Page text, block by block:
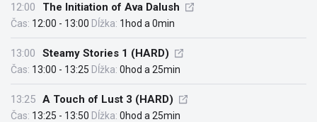
12:00 The Initiation of Ava Dalush
Čas: 12:00 - 13:00 Dĺžka: 1hod a 0min
13:00 Steamy Stories 1 (HARD)
Čas: 13:00 - 13:25 Dĺžka: 0hod a 25min
13:25 A Touch of Lust 3 (HARD)
Čas: 13:25 - 13:50 Dĺžka: 0hod a 25min